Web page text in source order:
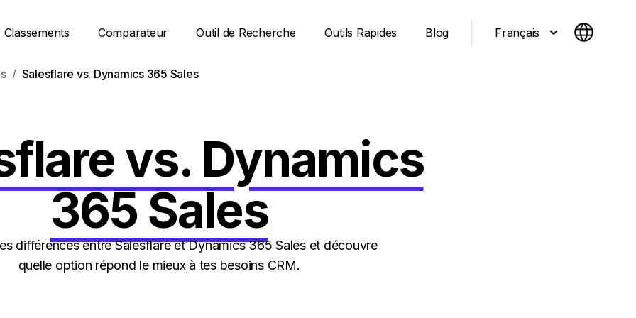
Classements Comparateur Outil de Recherche Outils Rapides Blog Français
Salesflare vs. Dynamics 365 Sales
vs. Dynamics
365 Sales
différences entre Salesflare et Dynamics 365 Sales et découvre
quelle option répond le mieux à tes besoins CRM.